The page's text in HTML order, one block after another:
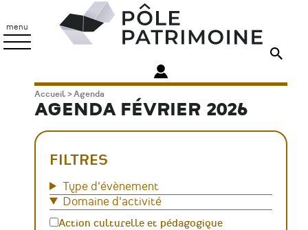
contenu
principal
menu
Patrimoine
Fil
d'Ariane
Accueil Agenda
AGENDA FÉVRIER 2026
FILTRES
Type d'évènement
Domaine d'activité
Action culturelle et pédagogique